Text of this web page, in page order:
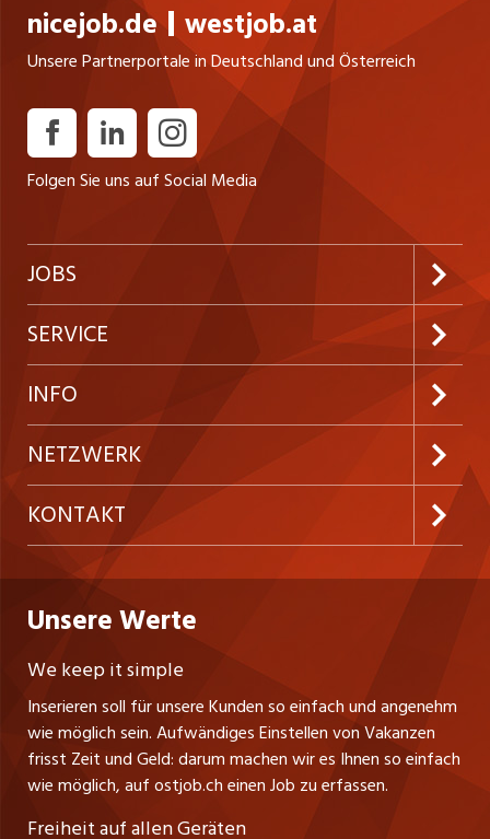
nicejob.de westjob.at
Unsere Partnerportale in Deutschland und Österreich
Folgen Sie uns auf Social Media
JOBS
Jobabo abonnieren
Neue Stellen
Festanstellungen
Temporäre Jobs
Freelance Jobs
Praktika
Lehrstellen
Führungspositionen
Management / Kader-Jobs
SERVICE
Kundenlogin
Inserieren
Firmen
Personalvermittler
INFO
Preise & Leistungen
AGB
Datenschutzerklärung
Nutzungsbedingungen
Stellenmeldepflicht
Schnittstelle
Impressum
NETZWERK
westjob.at
nicejob.de
myjob.ch
zentraljob.ch
jobbasel.ch
jobbern.ch
jobmittelland.ch
KONTAKT
CH Media Classifieds AG
Fürstenlandstrasse 122
CH-9001 St. Gallen
Tel. +41 71 272 73 80
info@ostjob.ch/inserate@ostjob.ch
Henrik Jasek
Leiter ostjob.ch
Fredy Pillinger
Unsere Werte
We keep it simple
Inserieren soll für unsere Kunden so einfach und angenehm
wie möglich sein. Aufwändiges Einstellen von Vakanzen
frisst Zeit und Geld: darum machen wir es Ihnen so einfach
wie möglich, auf ostjob.ch einen Job zu erfassen.
Freiheit auf allen Geräten